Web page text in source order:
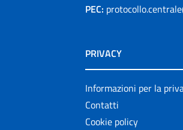
PEC:
PRIVACY
Informazioni per la
Contatti
Cookie policy